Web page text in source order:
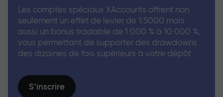
Les comptes spéciaux XAccounts offrent non
seulement un effet de levier de 1:5000 mais
aussi un bonus tradable de 1 000 % à 10 000 %,
vous permettant de supporter des drawdowns
des dizaines de fois supérieurs à votre dépôt
S’inscrire